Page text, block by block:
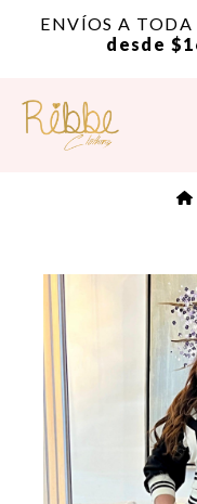
ENVÍOS A
desde